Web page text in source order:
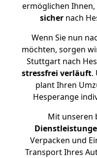
ermöglichen Ihnen,
sichernach
Wenn Sie nun
möchten, sorgen
Stuttgart nach
stressfrei verläuft.
plant Ihren
Hesperange
Mit unseren
Verpacken und
Transport Ihres